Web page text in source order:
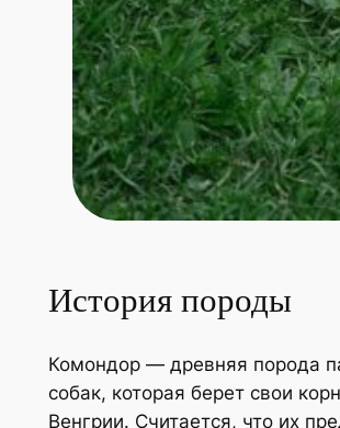
История породы
Комондор — древняя порода
собак, которая берет свои
Венгрии. Считается, что их